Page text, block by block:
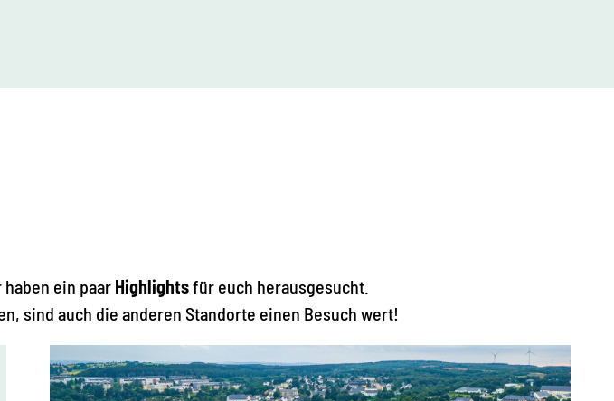
ein paar Highlightsfür euch herausgesucht.
sind auch die anderen Standorte einen Besuch wert!